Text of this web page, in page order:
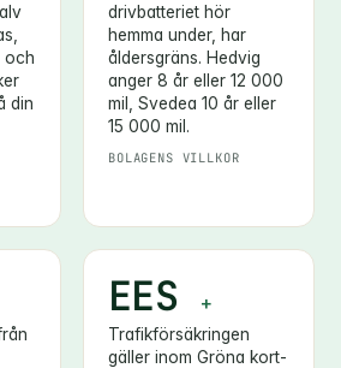
och
din
drivbatteriet hör
hemma under, har
åldersgräns. Hedvig
anger 8 år eller 12 000
mil, Svedea 10 år eller
15 000 mil.
BOLAGENS VILLKOR
EES +
Trafikförsäkringen
gäller inom Gröna kort-